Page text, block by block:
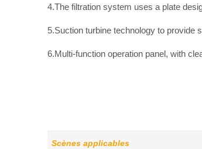
4.The filtration system uses a plate
5.Suction turbine technology to provide
6.Multi-function operation panel, with
Scènes applicables